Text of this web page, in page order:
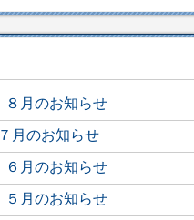
８月のお知らせ
７月のお知らせ
６月のお知らせ
５月のお知らせ